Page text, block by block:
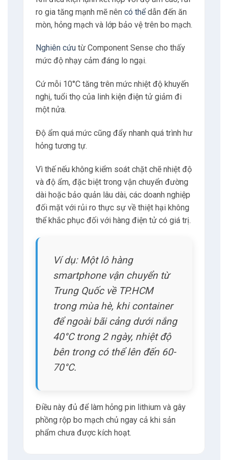
Hàng điện tử thường phải đi qua nhiều vùng
khí hậu và môi trường xử lý khác nhau trước
khi đến đích.
Nếu không giám sát môi trường liên tục, các
biến động về nhiệt độ và độ ẩm có thể xảy
ra mà không ai phát hiện.
Do đó tạo điều kiện để các yếu tố có hại tồn
tại đủ lâu để gây thiệt hại vĩnh viễn.
Môi trường lưu kho cũng rất đa dạng khi
nhiều kho bãi không luôn có hệ thống điều
hòa khí hậu hoặc có thể gặp tình trạng mất
điện ảnh hưởng đến điều tiết nhiệt độ.
Trong những trường hợp như vậy, rủi ro hư
hại tăng cao nếu điều kiện vượt ra ngoài
ngưỡng an toàn trong thời gian kéo dài.
mặt hàng nhạy cảm như pin lithium và vi
mạch.
Cho dù chỉ tiếp xúc ngắn với điều kiện không
phù hợp cũng có thể dẫn đến hỏng hóc
không rõ ràng ngay lập tức nhưng sẽ bộc lộ
sau này khi sử dụng.
Thiệt hại tiềm ẩn này dẫn đến các khiếu nại
bảo hành tốn kém, thay thế hoặc thu hồi
phẩm
Từ đó làm tổn hại cả uy tín và lợi nhuận của
nhà cung cấp.